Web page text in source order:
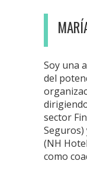
Soy una
del
sector
(NH
como